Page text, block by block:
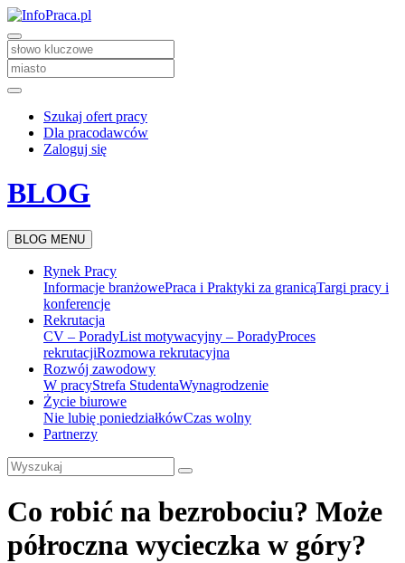
Szukaj ofert pracy
Dla pracodawców
Zaloguj się
BLOG
BLOG MENU
Rynek Pracy
Informacje branżowePraca i Praktyki za granicąTargi pracy i
konferencje
Rekrutacja
CV – PoradyList motywacyjny – PoradyProces
rekrutacjiRozmowa rekrutacyjna
Rozwój zawodowy
W pracyStrefa StudentaWynagrodzenie
Życie biurowe
Nie lubię poniedziałkówCzas wolny
Partnerzy
Co robić na bezrobociu? Może
półroczna wycieczka w góry?